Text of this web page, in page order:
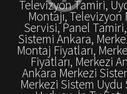
Televizyon Tamiri,
Montajı, Televizyon
Servisi, Panel
Sistemi Ankara,
Montaj Fiyatları,
Fiyatları, Merkezi
Ankara Merkezi
Merkezi Sistem